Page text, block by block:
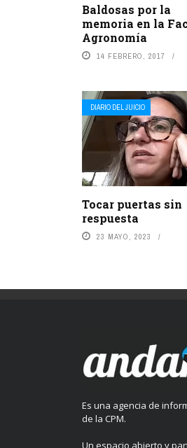
Baldosas por la
memoria en la
Agronomía
14 FEBRERO, 2017
DIARIO DEL JUICIO
Tocar puertas sin
respuesta
23 MAYO, 2023
Es una agencia de
de la CPM.
Un espacio abierto y